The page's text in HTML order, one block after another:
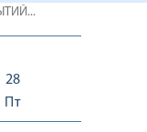
28
Пт